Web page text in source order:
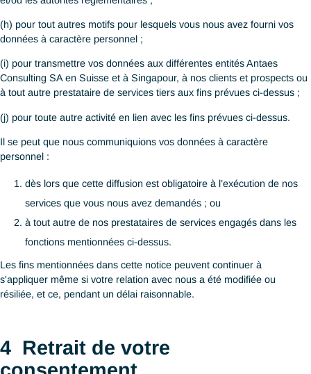
votre consentement au préalable.
Nous sommes amenés à collecter et utiliser vos données à
(a) pour exécuter nos obligations conformément aux services
par vous ;
(b) vérifier votre identité ;
(c) répondre, traiter toute demande, candidature, réclamation
part ;
(d) gérer votre relation avec nous ;
(e) traiter des paiements ou transactions relatifs à vous ;
(f) vous envoyez des informations marketing concernant nos
notamment nos événements marketing ou autres initiatives ;
(g) pour être conformes aux lois et/ou réglementations et/ou
et/ou les autorités réglementaires ;
(h) pour tout autres motifs pour lesquels vous nous avez fourni